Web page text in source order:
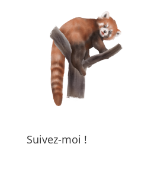
Suivez-moi !